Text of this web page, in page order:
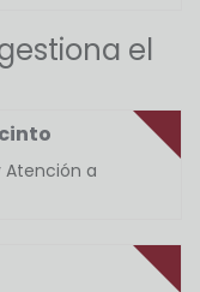
el
Atención a